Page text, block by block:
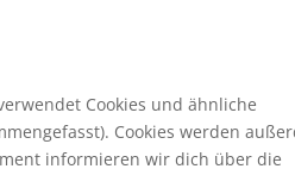
Cookies und ähnliche
Cookies werden
informieren wir dich über die